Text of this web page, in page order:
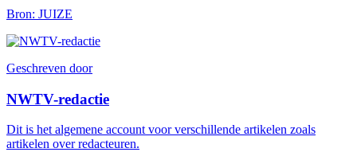
Bron: JUIZE
Geschreven door
NWTV-redactie
Dit is het algemene account voor verschillende artikelen zoals
artikelen over redacteuren.